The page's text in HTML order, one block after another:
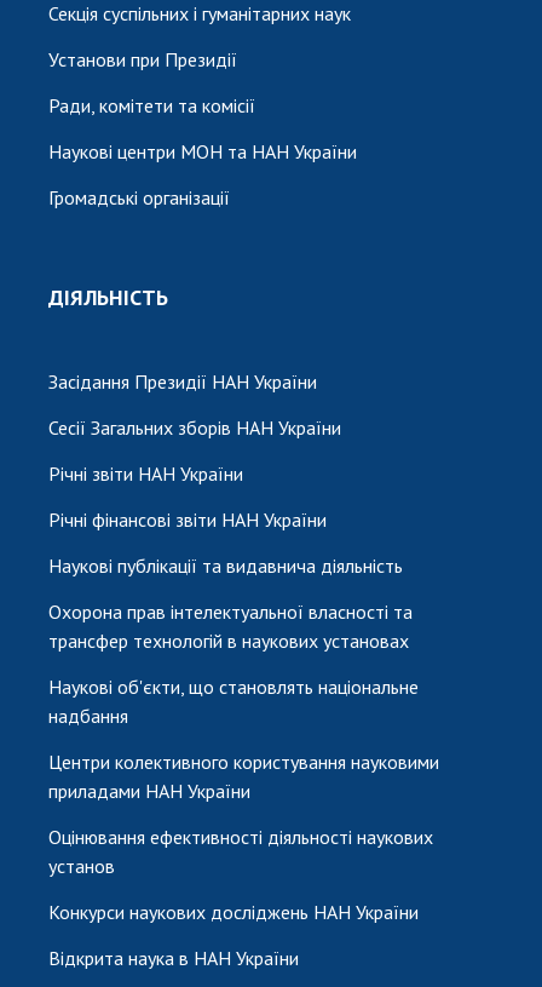
Секція суспільних і гуманітарних наук
Установи при Президії
Ради, комітети та комісії
Наукові центри МОН та НАН України
Громадські організації
ДІЯЛЬНІСТЬ
Засідання Президії НАН України
Сесії Загальних зборів НАН України
Річні звіти НАН України
Річні фінансові звіти НАН України
Наукові публікації та видавнича діяльність
Охорона прав інтелектуальної власності та
трансфер технологій в наукових установах
Наукові об'єкти, що становлять національне
надбання
Центри колективного користування науковими
приладами НАН України
Оцінювання ефективності діяльності наукових
установ
Конкурси наукових досліджень НАН України
Відкрита наука в НАН України